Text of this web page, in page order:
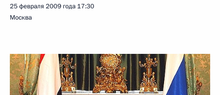
25 февраля 2009 года 17:30
Москва